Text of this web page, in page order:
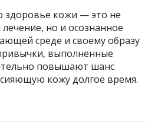
здоровье кожи — это не
но и осознанное
среде и своему образу
выполненные
повышают шанс
кожу долгое время.